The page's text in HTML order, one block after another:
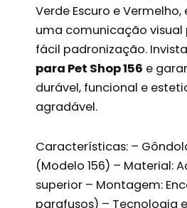
Verde Escuro e
uma comunicação visual
fácil padronização.
para Pet Shop 156 e
durável, funcional e
agradável.
Características: –
(Modelo 156) – Material:
superior – Montagem:
parafusos) – Tecnologia